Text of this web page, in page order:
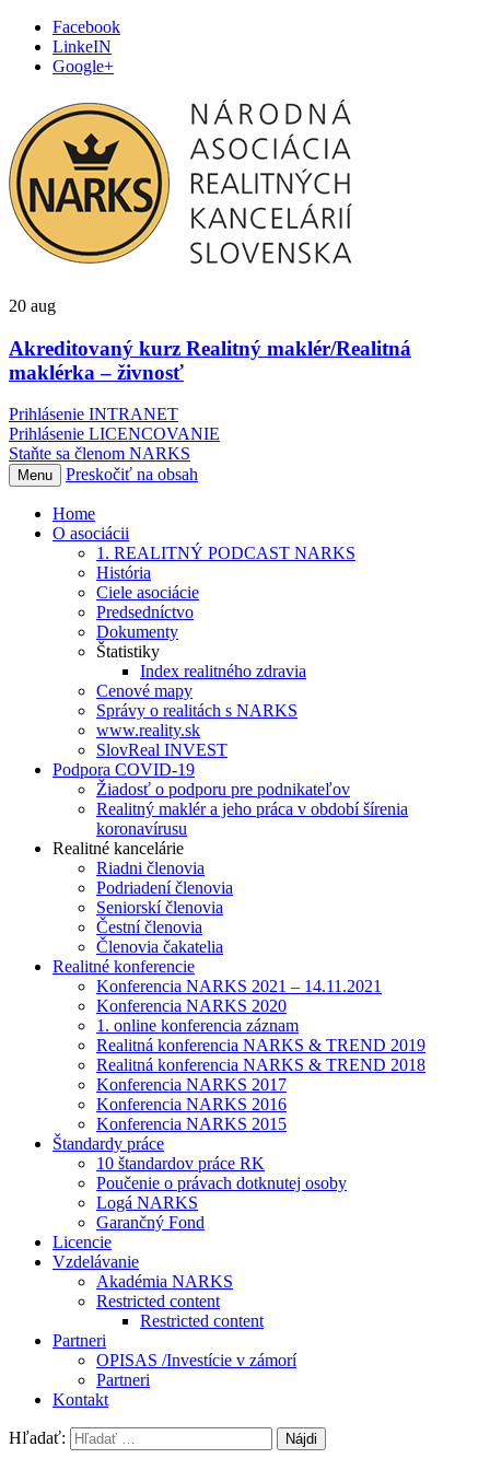
Facebook
LinkeIN
Google+
20 aug
Akreditovaný kurz Realitný maklér/Realitná
maklérka – živnosť
Prihlásenie INTRANET
Prihlásenie LICENCOVANIE
Staňte sa členom NARKS
Menu Preskočiť na obsah
Home
O asociácii
1. REALITNÝ PODCAST NARKS
História
Ciele asociácie
Predsedníctvo
Dokumenty
Štatistiky
Index realitného zdravia
Cenové mapy
Správy o realitách s NARKS
www.reality.sk
SlovReal INVEST
Podpora COVID-19
Žiadosť o podporu pre podnikateľov
Realitný maklér a jeho práca v období šírenia
koronavírusu
Realitné kancelárie
Riadni členovia
Podriadení členovia
Seniorskí členovia
Čestní členovia
Členovia čakatelia
Realitné konferencie
Konferencia NARKS 2021 – 14.11.2021
Konferencia NARKS 2020
1. online konferencia záznam
Realitná konferencia NARKS & TREND 2019
Realitná konferencia NARKS & TREND 2018
Konferencia NARKS 2017
Konferencia NARKS 2016
Konferencia NARKS 2015
Štandardy práce
10 štandardov práce RK
Poučenie o právach dotknutej osoby
Logá NARKS
Garančný Fond
Licencie
Vzdelávanie
Akadémia NARKS
Restricted content
Restricted content
Partneri
OPISAS /Investície v zámorí
Partneri
Kontakt
Hľadať: